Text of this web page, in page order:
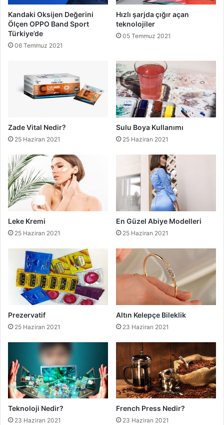
Kandaki Oksijen Değerini
Ölçen OPPO Band Sport
Türkiye’de
06 Temmuz 2021
Hızlı şarjda çığır açan
teknolojiler
05 Temmuz 2021
Zade Vital Nedir?
25 Haziran 2021
Sulu Boya Kullanımı
25 Haziran 2021
Leke Kremi
25 Haziran 2021
En Güzel Abiye Modelleri
25 Haziran 2021
Prezervatif
25 Haziran 2021
Altın Kelepçe Bileklik
23 Haziran 2021
Teknoloji Nedir?
23 Haziran 2021
French Press Nedir?
23 Haziran 2021